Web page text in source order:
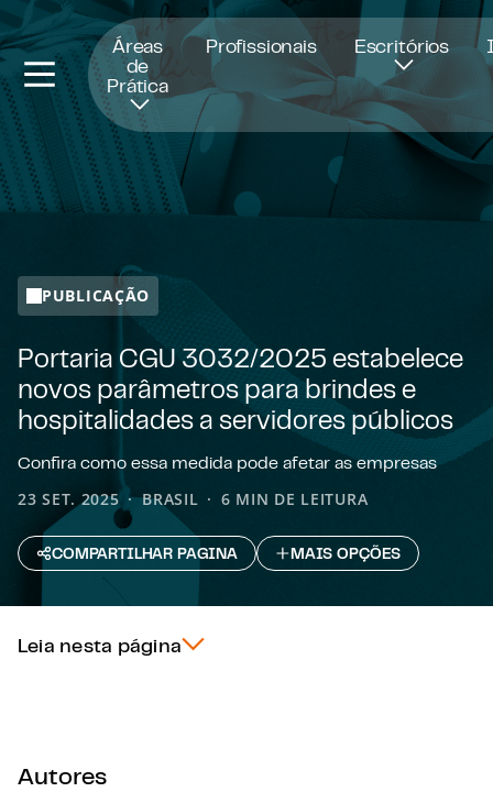
Áreas
de
Prática
Profissionais Escritórios
PUBLICAÇÃO
Portaria CGU 3032/2025 estabelece
novos parâmetros para brindes e
hospitalidades a servidores públicos
Confira como essa medida pode afetar as empresas
23 SET. 2025 BRASIL 6 MIN DE LEITURA
COMPARTILHAR PAGINA MAIS OPÇÕES
Leia nesta página
Autores
Abre numa nova janela